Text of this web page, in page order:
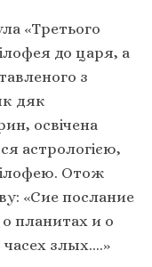
«Третього
до царя, а
з
дяк
освічена
астрологією,
Отож
«Сие послание
планитах и о
злых….»